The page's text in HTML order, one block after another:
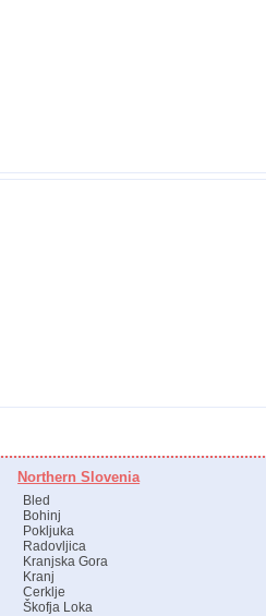
Northern Slovenia
Bled
Bohinj
Pokljuka
Radovljica
Kranjska Gora
Kranj
Cerklje
Škofja Loka